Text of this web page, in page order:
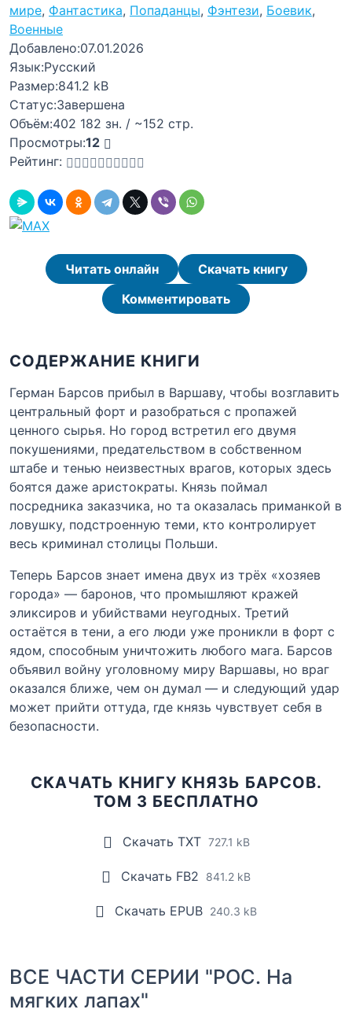
мире, Фантастика, Попаданцы, Фэнтези, Боевик,
Военные
Добавлено:07.01.2026
Язык:Русский
Размер:841.2 kB
Статус:Завершена
Объём:402 182 зн. / ~152 стр.
Просмотры:12
Рейтинг:
Читать онлайн
Скачать книгу
Комментировать
СОДЕРЖАНИЕ КНИГИ
Герман Барсов прибыл в Варшаву, чтобы возглавить
центральный форт и разобраться с пропажей
ценного сырья. Но город встретил его двумя
покушениями, предательством в собственном
штабе и тенью неизвестных врагов, которых здесь
боятся даже аристократы. Князь поймал
посредника заказчика, но та оказалась приманкой в
ловушку, подстроенную теми, кто контролирует
весь криминал столицы Польши.
Теперь Барсов знает имена двух из трёх «хозяев
города» — баронов, что промышляют кражей
эликсиров и убийствами неугодных. Третий
остаётся в тени, а его люди уже проникли в форт с
ядом, способным уничтожить любого мага. Барсов
объявил войну уголовному миру Варшавы, но враг
оказался ближе, чем он думал — и следующий удар
может прийти оттуда, где князь чувствует себя в
безопасности.
СКАЧАТЬ КНИГУ КНЯЗЬ БАРСОВ.
ТОМ 3 БЕСПЛАТНО
Скачать TXT 727.1 kB
Скачать FB2 841.2 kB
Скачать EPUB 240.3 kB
ВСЕ ЧАСТИ СЕРИИ "РОС. На
мягких лапах"